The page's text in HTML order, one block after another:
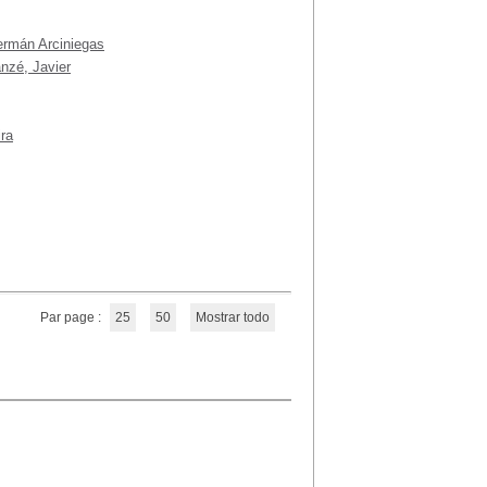
Arciniegas
Javier
Par page : 25 50 Mostrar todo